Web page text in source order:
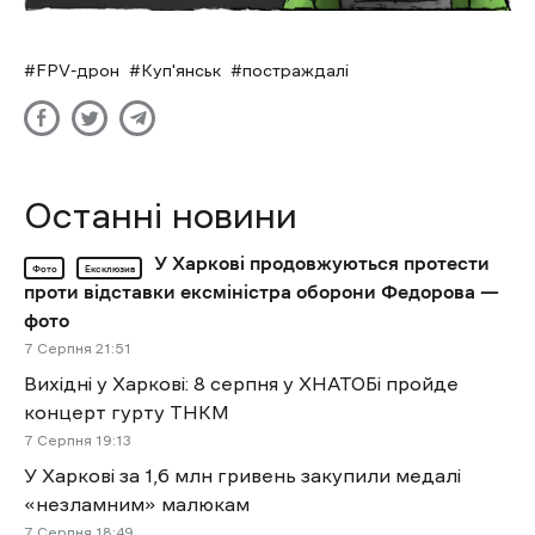
FPV-дрон Куп'янськ постраждалі
Останні новини
Фото Ексклюзив
У Харкові продовжуються протести
проти відставки ексміністра оборони Федорова —
фото
7 Cерпня 21:51
Вихідні у Харкові: 8 серпня у ХНАТОБі пройде
концерт гурту ТНКМ
7 Cерпня 19:13
У Харкові за 1,6 млн гривень закупили медалі
«незламним» малюкам